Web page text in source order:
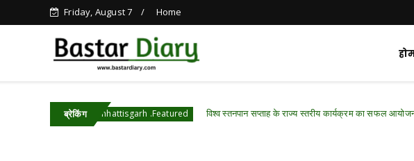
Friday, August 7 Home
ब्रेकिंग
Chhattisgarh .Featured विश्व स्तनपान सप्ताह के राज्य स्तरीय कार्यक्रम का सफल आयोजन, छत्तीसगढ़